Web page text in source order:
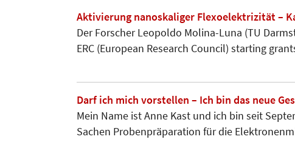
Aktivierung nanoskaliger Flexoelektrizität –
Der Forscher Leopoldo Molina-Luna (TU
ERC (Euro­pean Research Council) starting
Darf ich mich vorstellen – Ich bin das neue
Mein Name ist Anne Kast und ich bin seit
Sachen Proben­präparation für die